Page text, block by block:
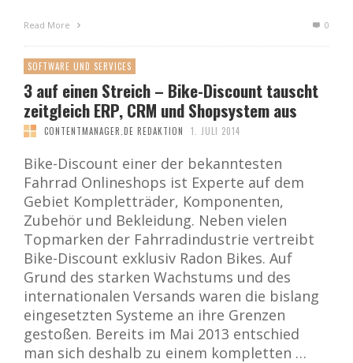
Read More 0
SOFTWARE UND SERVICES
3 auf einen Streich – Bike-Discount tauscht
zeitgleich ERP, CRM und Shopsystem aus
CONTENTMANAGER.DE REDAKTION 1. JULI 2014
Bike-Discount einer der bekanntesten
Fahrrad Onlineshops ist Experte auf dem
Gebiet Kompletträder, Komponenten,
Zubehör und Bekleidung. Neben vielen
Topmarken der Fahrradindustrie vertreibt
Bike-Discount exklusiv Radon Bikes. Auf
Grund des starken Wachstums und des
internationalen Versands waren die bislang
eingesetzten Systeme an ihre Grenzen
gestoßen. Bereits im Mai 2013 entschied
man sich deshalb zu einem kompletten …